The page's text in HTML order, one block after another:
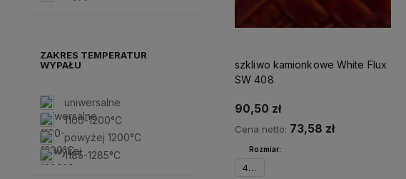
ZAKRES TEMPERATUR
WYPAŁU
uniwersalne
1100-1200°C
powyżej 1200°C
1185-1285°C
szkliwo kamionkowe White Flux
SW 408
90,50 zł
Cena netto: 73,58 zł
Rozmiar:
473 ml